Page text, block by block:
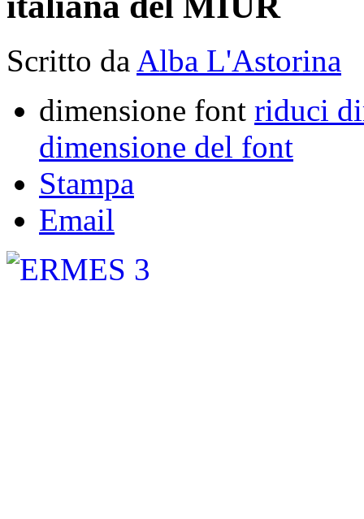
Scritto da Alba L'Astorina
dimensione font riduci
dimensione del font
Stampa
Email